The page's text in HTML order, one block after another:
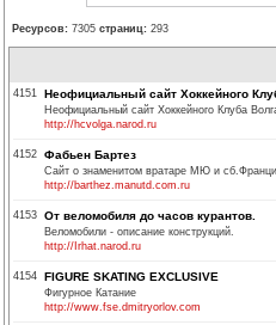
Ресурсов: 7305 страниц: 293
4151 Неофициальный сайт Хоккейного
Неофициальный сайт Хоккейного Клуба
http://hcvolga.narod.ru
4152 Фабьен Бартез
Сайт о знаменитом вратаре МЮ и
http://barthez.manutd.com.ru
4153 От веломобиля до часов курантов.
Веломобили - описание конструкций.
http://Irhat.narod.ru
4154 FIGURE SKATING EXCLUSIVE
Фигурное Катание
http://www.fse.dmitryorlov.com